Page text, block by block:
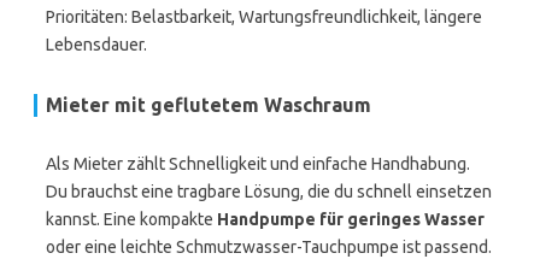
Prioritäten: Belastbarkeit, Wartungsfreundlichkeit, längere
Lebensdauer.
Mieter mit geflutetem Waschraum
Als Mieter zählt Schnelligkeit und einfache Handhabung.
Du brauchst eine tragbare Lösung, die du schnell einsetzen
kannst. Eine kompakte Handpumpe für geringes Wasser
oder eine leichte Schmutzwasser-Tauchpumpe ist passend.